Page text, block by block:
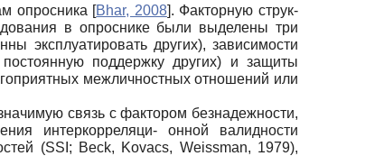
опросника [Bhar, 2008]. Факторную струк-
в опроснике были выделены три
эксплуатировать других), зависимости
поддержку других) и защиты
межличностных отношений или
связь с фактором безнадежности,
интеркорреляци- онной валидности
(SSI; Beck, Kovacs, Weissman, 1979),